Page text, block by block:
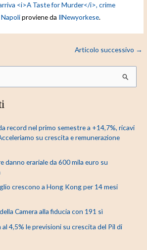
<i>A Taste for Murder</i>, crime
proviene da IlNewyorkese.
Articolo successivo →
record nel primo semestre a +14,7%, ricavi
su crescita e remunerazione
danno erariale da 600 mila euro su
crescono a Hong Kong per 14 mesi
Camera alla fiducia con 191 sì
al 4,5% le previsioni su crescita del Pil di